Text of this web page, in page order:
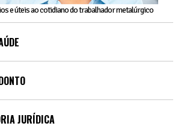
e úteis ao cotidiano do trabalhador metalúrgico
JURÍDICA